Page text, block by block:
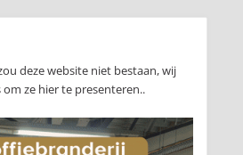
deze website niet bestaan, wij
ze hier te presenteren..